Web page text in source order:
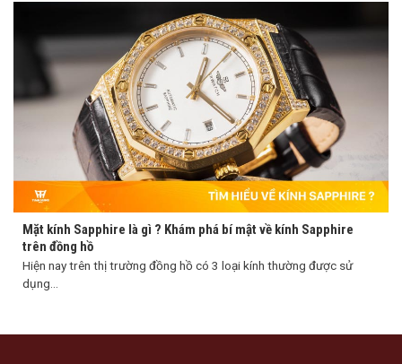
Mặt kính Sapphire là gì ? Khám phá bí mật về kính Sapphire
trên đồng hồ
Hiện nay trên thị trường đồng hồ có 3 loại kính thường được sử
dụng...